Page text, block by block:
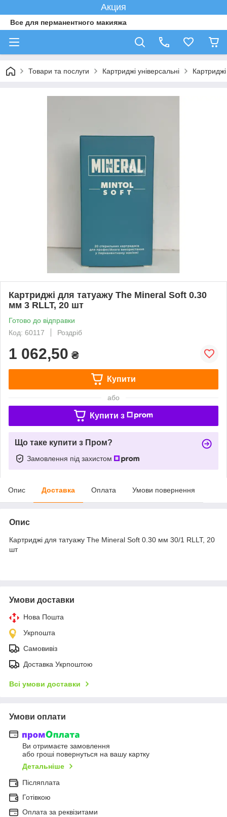
Акция
Все для перманентного макияжа
Товари та послуги Картриджі універсальні
Картриджі для татуажу The Mineral Soft 0.30
мм 3 RLLT, 20 шт
Готово до відправки
Код: 60117
Роздріб
1 062,50 ₴
Купити
або
Купити з
Що таке купити з Пром?
Замовлення під захистом
Опис Доставка Оплата Умови повернення
Опис
Картриджі для татуажу The Mineral Soft 0.30 мм 30/1 RLLT, 20
шт
Умови доставки
Нова Пошта
Укрпошта
Самовивіз
Доставка Укрпоштою
Всі умови доставки
Умови оплати
Ви отримаєте замовлення
або гроші повернуться на вашу картку
Детальніше
Післяплата
Готівкою
Оплата за реквізитами